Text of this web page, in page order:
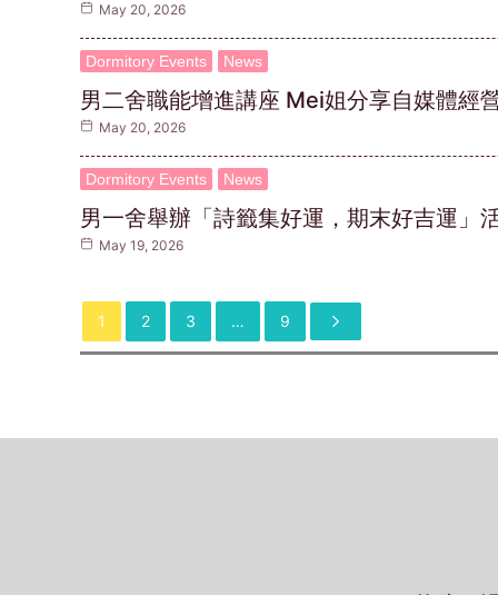
May 20, 2026
Dormitory Events News
男二舍職能增進講座 Mei姐分享自媒體經
May 20, 2026
Dormitory Events News
男一舍舉辦「詩籤集好運，期末好吉運」
May 19, 2026
1 2 3 … 9